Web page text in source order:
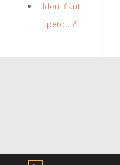
Identifiant
perdu ?